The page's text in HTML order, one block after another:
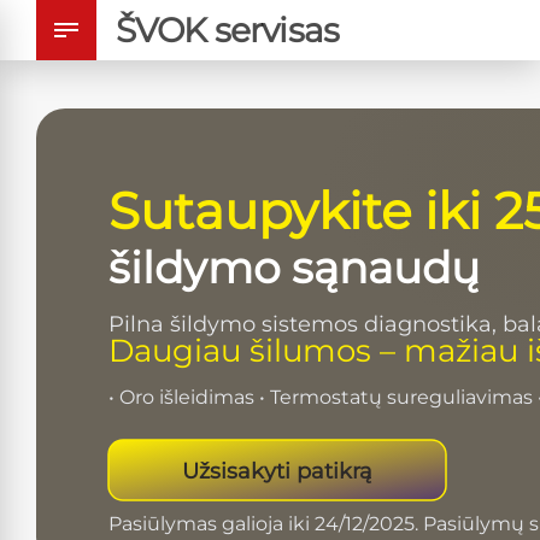
ŠVOK servisas
Sutaupykite iki
šildymo sąnaudų
Pilna šildymo sistemos diagnostika,
Daugiau šilumos – mažiau
Užsisakyti patikrą
Pasiūlymas galioja iki 24/12/2025. Pasiūlymų